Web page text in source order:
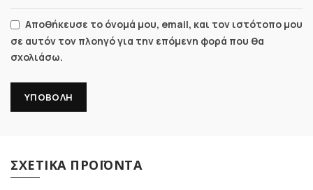
Αποθήκευσε το όνομά μου, email, και τον ιστότοπο μου
σε αυτόν τον πλοηγό για την επόμενη φορά που θα
σχολιάσω.
ΣΧΕΤΙΚΆ ΠΡΟΪΌΝΤΑ